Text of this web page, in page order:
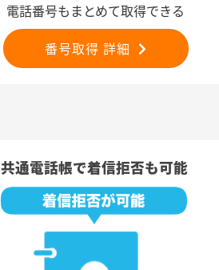
電話番号もまとめて取得できる
番号取得 詳細
共通電話帳で着信拒否も可能